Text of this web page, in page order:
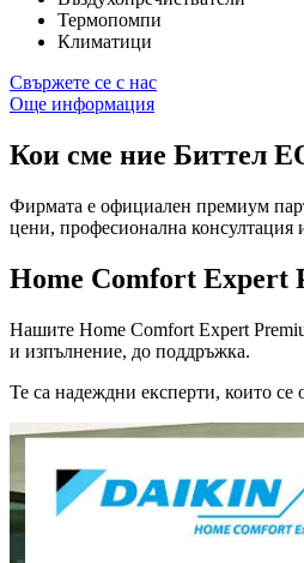
Термопомпи
Климатици
Свържете се с нас
Още информация
Кои сме ние Биттел
Фирмата е официален премиум
цени, професионална консултация
Home Comfort Expert
Нашите Home Comfort Expert
и изпълнение, до поддръжка.
Те са надеждни експерти, които се